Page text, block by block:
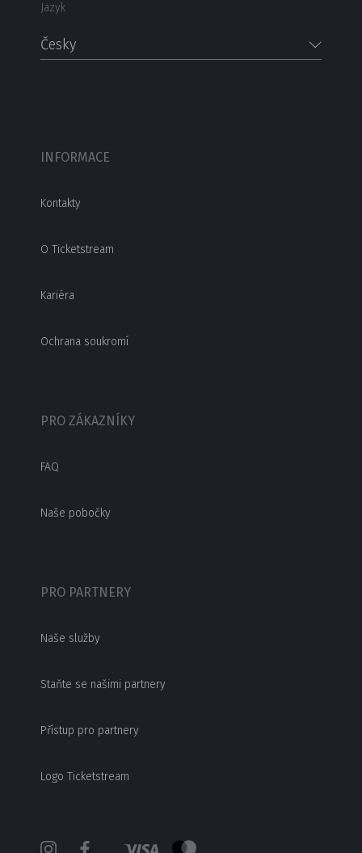
Jazyk
Česky
INFORMACE
Kontakty
O Ticketstream
Kariéra
Ochrana soukromí
PRO ZÁKAZNÍKY
FAQ
Naše pobočky
PRO PARTNERY
Naše služby
Staňte se našimi partnery
Přístup pro partnery
Logo Ticketstream